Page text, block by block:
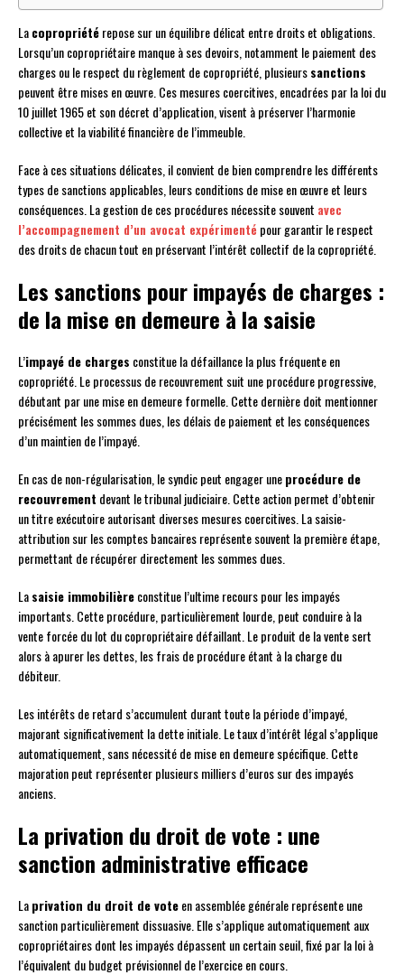
Lacopropriétérepose sur un équilibre délicat entre droits et obligations.
Lorsqu’un copropriétaire manque à ses devoirs, notamment le paiement des
charges ou le respect du règlement de copropriété, plusieurssanctions
peuvent être mises en œuvre. Ces mesures coercitives, encadrées par la loi du
10 juillet 1965 et son décret d’application, visent à préserver l’harmonie
collective et la viabilité financière de l’immeuble.
Face à ces situations délicates, il convient de bien comprendre les différents
types de sanctions applicables, leurs conditions de mise en œuvre et leurs
conséquences. La gestion de ces procédures nécessite souvent avec
l’accompagnement d’un avocat expérimenté pour garantir le respect
des droits de chacun tout en préservant l’intérêt collectif de la copropriété.
Les sanctions pour impayés de charges :
de la mise en demeure à la saisie
L’impayé de charges constitue la défaillance la plus fréquente en
copropriété. Le processus de recouvrement suit une procédure progressive,
débutant par une mise en demeure formelle. Cette dernière doit mentionner
précisément les sommes dues, les délais de paiement et les conséquences
d’un maintien de l’impayé.
En cas de non-régularisation, le syndic peut engager uneprocédure de
recouvrement devant le tribunal judiciaire. Cette action permet d’obtenir
un titre exécutoire autorisant diverses mesures coercitives. La saisie-
attribution sur les comptes bancaires représente souvent la première étape,
permettant de récupérer directement les sommes dues.
Lasaisie immobilièreconstitue l’ultime recours pour les impayés
importants. Cette procédure, particulièrement lourde, peut conduire à la
vente forcée du lot du copropriétaire défaillant. Le produit de la vente sert
alors à apurer les dettes, les frais de procédure étant à la charge du
débiteur.
Les intérêts de retard s’accumulent durant toute la période d’impayé,
majorant significativement la dette initiale. Le taux d’intérêt légal s’applique
automatiquement, sans nécessité de mise en demeure spécifique. Cette
majoration peut représenter plusieurs milliers d’euros sur des impayés
anciens.
La privation du droit de vote : une
sanction administrative efficace
Laprivation du droit de voteen assemblée générale représente une
sanction particulièrement dissuasive. Elle s’applique automatiquement aux
copropriétaires dont les impayés dépassent un certain seuil, fixé par la loi à
l’équivalent du budget prévisionnel de l’exercice en cours.